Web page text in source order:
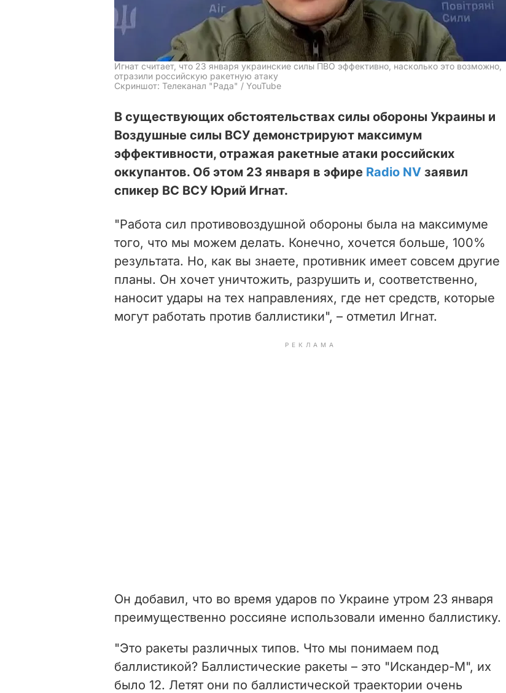
Игнат считает, что 23 января украинские силы ПВО эффективно, насколько это возможно,
отразили российскую ракетную атаку
Скриншот: Телеканал "Рада" / YouTube
В существующих обстоятельствах силы обороны Украины и
Воздушные силы ВСУ демонстрируют максимум
эффективности, отражая ракетные атаки российских
оккупантов. Об этом 23 января в эфире Radio NV заявил
спикер ВС ВСУ Юрий Игнат.
"Работа сил противовоздушной обороны была на максимуме
того, что мы можем делать. Конечно, хочется больше, 100%
результата. Но, как вы знаете, противник имеет совсем другие
планы. Он хочет уничтожить, разрушить и, соответственно,
наносит удары на тех направлениях, где нет средств, которые
могут работать против баллистики", – отметил Игнат.
РЕКЛАМА
Он добавил, что во время ударов по Украине утром 23 января
преимущественно россияне использовали именно баллистику.
"Это ракеты различных типов. Что мы понимаем под
баллистикой? Баллистические ракеты – это "Искандер-М", их
было 12. Летят они по баллистической траектории очень